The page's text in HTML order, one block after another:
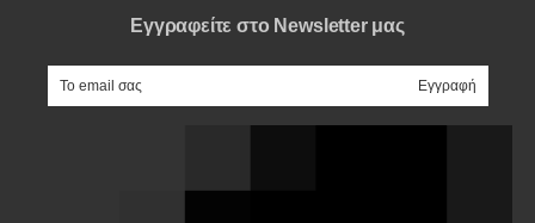
Εγγραφείτε στο Newsletter μας
e-mail